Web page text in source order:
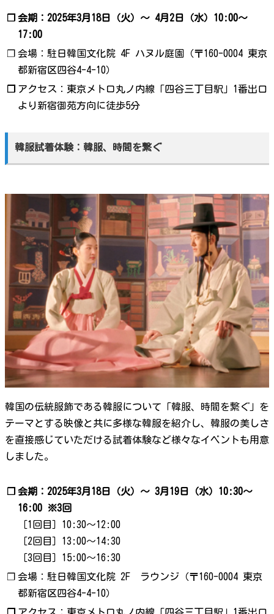
❐ 会期：2025年3月18日（火）〜 4月2日（水）10:00～
17:00
❐ 会場：駐日韓国文化院 4F ハヌル庭園（〒160-0004 東京
都新宿区四谷4-4-10）
❐ アクセス：東京メトロ丸ノ内線「四谷三丁目駅」1番出口
より新宿御苑方向に徒歩5分
韓服試着体験：韓服、時間を繋ぐ
韓国の伝統服飾である韓服について「韓服、時間を繋ぐ」を
テーマとする映像と共に多様な韓服を紹介し、韓服の美しさ
を直接感じていただける試着体験など様々なイベントも用意
しました。
❐ 会期：2025年3月18日（火）〜 3月19日（水）10:30～
16:00 ※3回
［1回目］10:30～12:00
［2回目］13:00～14:30
［3回目］15:00～16:30
❐ 会場：駐日韓国文化院 2F ラウンジ（〒160-0004 東京
都新宿区四谷4-4-10）